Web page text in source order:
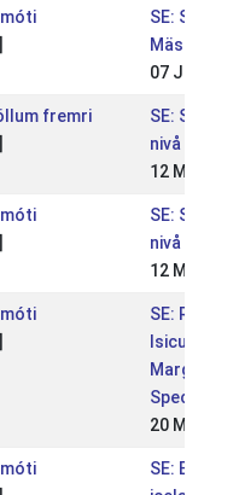
SE:
07 Jul 2019
fremri
SE: SSM
nivå 2
12 May
SE: SSM
nivå 2
12 May
SE: RD-
Isicup
Special
20 May
SE: Elmia